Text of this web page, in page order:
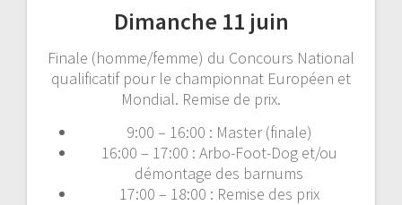
Dimanche 11 juin
Finale (homme/femme) du Concours National
qualificatif pour le championnat Européen et
Mondial. Remise de prix.
9:00 – 16:00 : Master (finale)
16:00 – 17:00 : Arbo-Foot-Dog et/ou
démontage des barnums
17:00 – 18:00 : Remise des prix